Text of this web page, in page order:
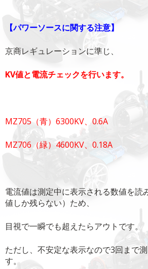
【パワーソースに関する注意】
京商レギュレーションに準じ、
KV値と電流チェックを行います。
MZ705（青）6300KV、0.6A
MZ706（緑）4600KV、0.18A
電流値は測定中に表示される数値を読
値しか残らない）ため、
目視で一瞬でも超えたらアウトです。
ただし、不安定な表示なので3回まで
す。